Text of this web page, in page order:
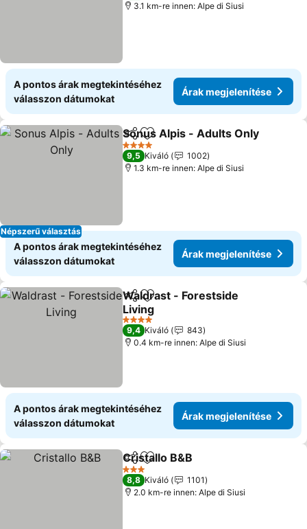
3.1 km-re innen: Alpe di Siusi
A pontos árak megtekintéséhez
válasszon dátumokat
Árak megjelenítése
Népszerű választás
Megosztás
Hozzáadás a kedvencekhez
Sonus Alpis - Adults Only
4 Kategória
9,5 Kiváló
1002
1.3 km-re innen: Alpe di Siusi
A pontos árak megtekintéséhez
válasszon dátumokat
Árak megjelenítése
MegosztásHozzáadás a kedvencekhez
Waldrast - Forestside
Living
Árak megjelenítése
4 Kategória
9,4 Kiváló
843
0.4 km-re innen: Alpe di Siusi
A pontos árak megtekintéséhez
válasszon dátumokat
Árak megjelenítése
Megosztás
Hozzáadás a kedvencekhez
Cristallo B&B
3 Kategória
8,8 Kiváló
1101
2.0 km-re innen: Alpe di Siusi